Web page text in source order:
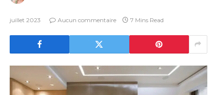
juillet 2023 Aucun commentaire 7 Mins Read